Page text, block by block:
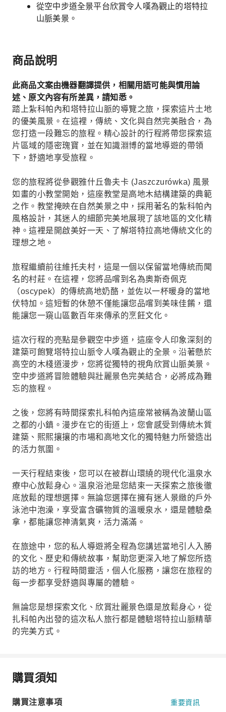
從空中步道全景平台欣賞令人嘆為觀止的塔特拉
山脈美景。
商品說明
此商品文案由機器翻譯提供，相關用語可能與慣用論
述、原文內容有所差異，請知悉。
踏上紮科帕內和塔特拉山脈的導覽之旅，探索這片土地
的優美風景。在這裡，傳統、文化與自然完美融合，為
您打造一段難忘的旅程。精心設計的行程將帶您探索這
片區域的隱密瑰寶，並在知識淵博的當地導遊的帶領
下，舒適地享受旅程。
您的旅程將從參觀雅什丘魯夫卡 (Jaszczurówka) 風景
如畫的小教堂開始，這座教堂是高地木結構建築的典範
之作。教堂掩映在自然美景之中，採用著名的紮科帕內
風格設計，其迷人的細節完美地展現了該地區的文化精
神。這裡是開啟美好一天、了解塔特拉高地傳統文化的
理想之地。
旅程繼續前往維托夫村，這是一個以保留當地傳統而聞
名的村莊。在這裡，您將品嚐到名為奧斯奇佩克
（oscypek）的傳統高地奶酪，並佐以一杯暖身的當地
伏特加。這短暫的休憩不僅能讓您品嚐到美味佳餚，還
能讓您一窺山區數百年來傳承的烹飪文化。
這次行程的亮點是參觀空中步道，這座令人印象深刻的
建築可飽覽塔特拉山脈令人嘆為觀止的全景。沿著懸於
高空的木棧道漫步，您將從獨特的視角欣賞山脈美景。
空中步道將冒險體驗與壯麗景色完美結合，必將成為難
忘的旅程。
之後，您將有時間探索扎科帕內這座常被稱為波蘭山區
之都的小鎮。漫步在它的街道上，您會感受到傳統木質
建築、熙熙攘攘的市場和高地文化的獨特魅力所營造出
的活力氛圍。
一天行程結束後，您可以在被群山環繞的現代化溫泉水
療中心放鬆身心。溫泉浴池是您結束一天探索之旅後徹
底放鬆的理想選擇。無論您選擇在擁有迷人景緻的戶外
泳池中泡澡，享受富含礦物質的溫暖泉水，還是體驗桑
拿，都能讓您神清氣爽，活力滿滿。
在旅途中，您的私人導遊將全程為您講述當地引人入勝
的文化、歷史和傳統故事，幫助您更深入地了解您所造
訪的地方。行程時間靈活，個人化服務，讓您在旅程的
每一步都享受舒適與專屬的體驗。
無論您是想探索文化、欣賞壯麗景色還是放鬆身心，從
扎科帕內出發的這次私人旅行都是體驗塔特拉山脈精華
的完美方式。
購買須知
購買注意事項 重要資訊